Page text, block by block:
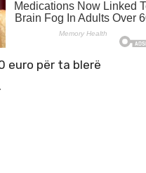
euro për ta blerë